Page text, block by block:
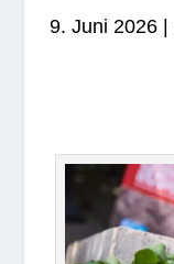
9. Juni 2026|